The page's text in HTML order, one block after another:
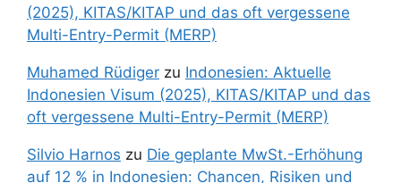
(2025), KITAS/KITAP und das oft vergessene
Multi-Entry-Permit (MERP)
Muhamed Rüdiger zu Indonesien: Aktuelle
Indonesien Visum (2025), KITAS/KITAP und das
oft vergessene Multi-Entry-Permit (MERP)
Silvio Harnos zu Die geplante MwSt.-Erhöhung
auf 12 % in Indonesien: Chancen, Risiken und